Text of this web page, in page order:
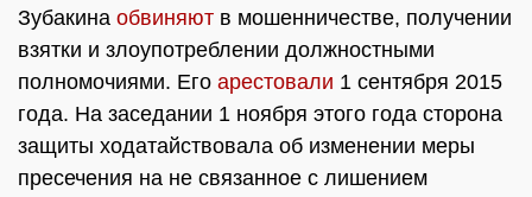
Зубакина обвиняют в мошенничестве, получении
взятки и злоупотреблении должностными
полномочиями. Его арестовали 1 сентября 2015
года. На заседании 1 ноября этого года сторона
защиты ходатайствовала об изменении меры
пресечения на не связанное с лишением